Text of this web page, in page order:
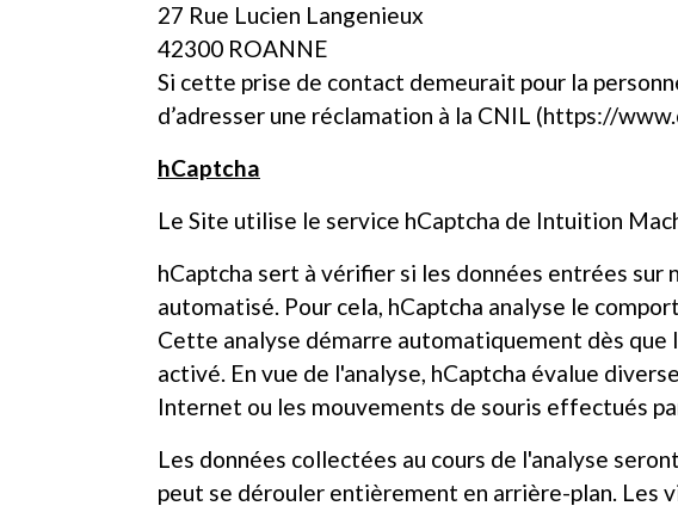
27 Rue Lucien Langenieux
42300 ROANNE
Si cette prise de contact demeurait pour la
d’adresser une réclamation à la CNIL (https://
hCaptcha
Le Site utilise le service hCaptcha de Intuition
hCaptcha sert à vérifier si les données entrées
automatisé. Pour cela, hCaptcha analyse le
Cette analyse démarre automatiquement dès
activé. En vue de l'analyse, hCaptcha évalue
Internet ou les mouvements de souris effectués
Les données collectées au cours de l'analyse
peut se dérouler entièrement en arrière-plan. Les